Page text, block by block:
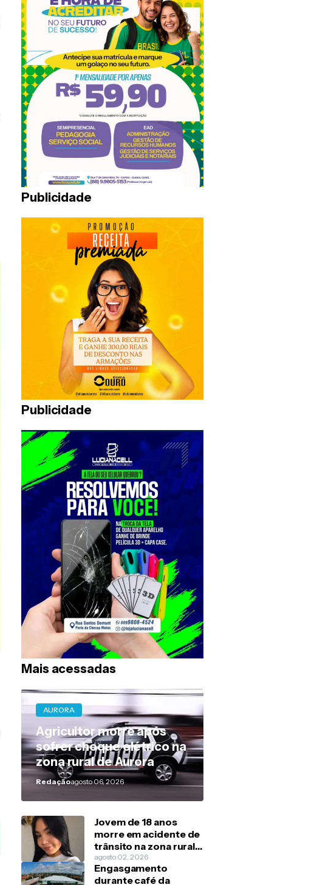
Publicidade
Publicidade
Mais acessadas
AURORA
Agricultor morre após
sofrer choque elétrico na
zona rural de Aurora
Redaçãoagosto 06, 2026
Jovem de 18 anos
morre em acidente de
trânsito na zona rural
de Barbalha
agosto 02, 2026
Engasgamento
durante café da